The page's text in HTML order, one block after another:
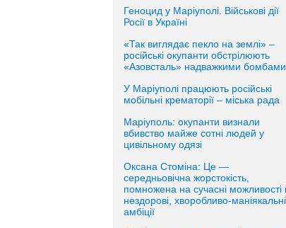
Геноцид у Маріуполі. Військові дії
Росії в Україні
«Так виглядає пекло на землі» –
російські окупанти обстрілюють
«Азовсталь» надважкими бомбами
У Маріуполі працюють російські
мобільні крематорії – міська рада
Маріуполь: окупанти визнали
вбивство майже сотні людей у
цивільному одязі
Оксана Стоміна: Це —
середньовічна жорстокість,
помножена на сучасні можливості
нездорові, хворобливо-маніякальні
амбіції